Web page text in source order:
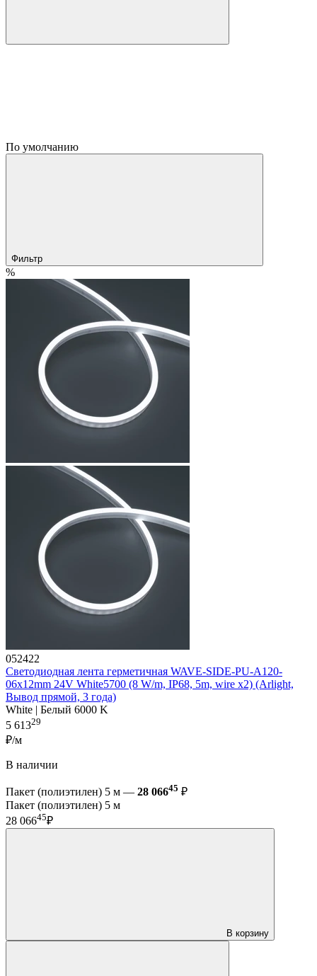
По умолчанию
Фильтр
%
052422
Светодиодная лента герметичная WAVE-SIDE-PU-A120-
06x12mm 24V White5700 (8 W/m, IP68, 5m, wire x2) (Arlight,
Вывод прямой, 3 года)
White | Белый 6000 K
5 61329
₽/м
В наличии
Пакет (полиэтилен) 5 м — 28 06645 ₽
Пакет (полиэтилен) 5 м
28 06645₽
В корзину